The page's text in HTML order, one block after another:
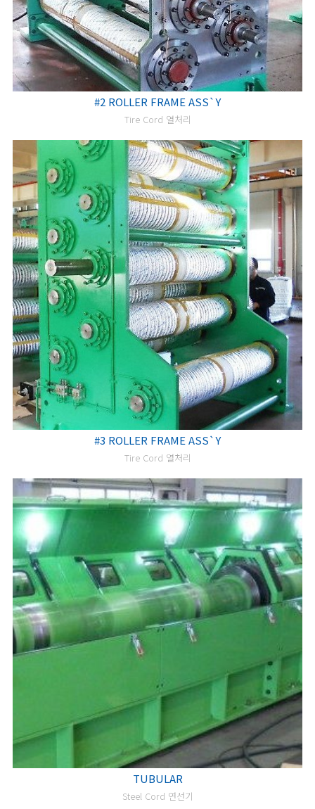
#2 ROLLER FRAME ASS`Y
Tire Cord 열처리
#3 ROLLER FRAME ASS`Y
Tire Cord 열처리
TUBULAR
Steel Cord 연선기